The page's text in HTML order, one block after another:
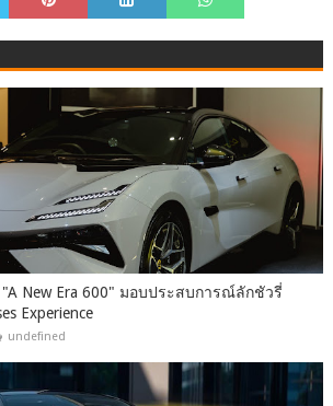
"A New Era 600" มอบประสบการณ์ลักชัวรี่
Experience
undefined